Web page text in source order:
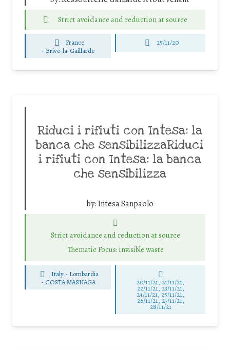
Strict avoidance and reduction at source
France
- Brive-la-Gaillarde
25/11/20
Riduci i rifiuti con Intesa: la
banca che sensibilizzaRiduci
i rifiuti con Intesa: la banca
che sensibilizza
by:Intesa Sanpaolo
Strict avoidance and reduction at source
Thematic Focus: invisible waste
Italy - Lombardia
- COSTA MASNAGA 20/11/21, 21/11/21,
22/11/21, 23/11/21,
24/11/21, 25/11/21,
26/11/21, 27/11/21,
28/11/21